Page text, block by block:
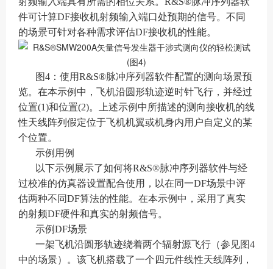
件可计算DF接收机射频输入端口处预期的信号。不同
的场景可针对各种需求评估DF接收机的性能。
图4：使用R&S®脉冲序列器软件配置的测向场景预
览。在本示例中，飞机沿圆形轨迹逆时针飞行，并经过
位置(1)和位置(2)。上述示例中所描述的测向接收机的线
性天线阵列假定位于飞机机翼或机身内用户自定义的某
个位置。
示例用例
以下示例展示了如何将R&S®脉冲序列器软件与经
过校准的仿真器设置配合使用，以在同一DF场景中评
估两种不同DF算法的性能。在本示例中，采用了真实
的射频DF硬件和真实的射频信号。
示例DF场景
一架飞机沿圆形轨迹绕着两个辐射源飞行（参见图4
中的场景）。该飞机搭载了一个四元件线性天线阵列，